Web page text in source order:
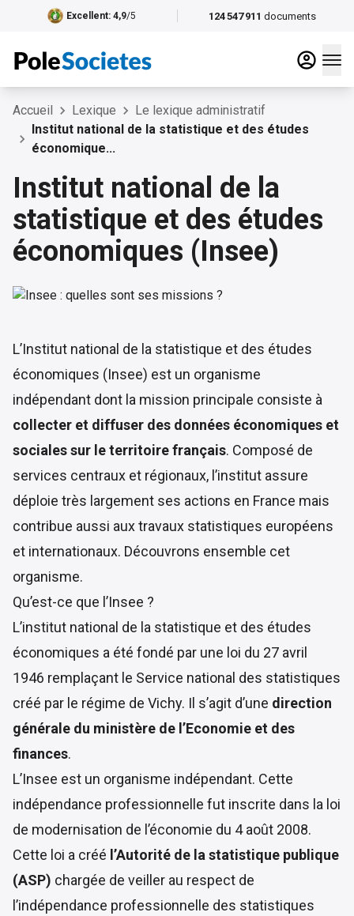
124 547 911 documents
Excellent: 4,9/5
Accueil Lexique
Le lexique administratif
Institut national de la statistique et des études
économique...
Institut national de la
statistique et des études
économiques (Insee)
L’Institut national de la statistique et des études
économiques (Insee) est un organisme
indépendant dont la mission principale consiste à
collecter et diffuser des données économiques et
sociales sur le territoire français. Composé de
services centraux et régionaux, l’institut assure
déploie très largement ses actions en France mais
contribue aussi aux travaux statistiques européens
et internationaux. Découvrons ensemble cet
organisme.
Qu’est-ce que l’Insee ?
L’institut national de la statistique et des études
économiques a été fondé par une loi du 27 avril
1946 remplaçant le Service national des statistiques
créé par le régime de Vichy. Il s’agit d’une direction
générale du ministère de l’Economie et des
finances.
L’Insee est un organisme indépendant. Cette
indépendance professionnelle fut inscrite dans la loi
de modernisation de l’économie du 4 août 2008.
Cette loi a créé l’Autorité de la statistique publique
(ASP) chargée de veiller au respect de
l’indépendance professionnelle des statistiques